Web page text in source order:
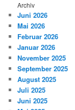
Archiv
Juni 2026
Mai 2026
Februar 2026
Januar 2026
November 2025
September 2025
August 2025
Juli 2025
Juni 2025